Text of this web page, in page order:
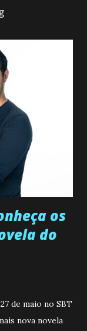
os
do
de maio no SBT
nova novela